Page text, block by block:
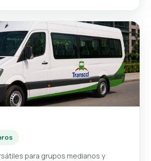
para grupos medianos y